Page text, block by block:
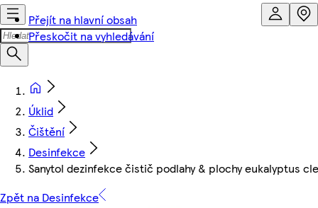
Přejít na hlavní obsah
Přeskočit na vyhledávání
Úklid
Čištění
Desinfekce
Sanytol dezinfekce čistič podlahy & plochy eukalyptus
Zpět na Desinfekce